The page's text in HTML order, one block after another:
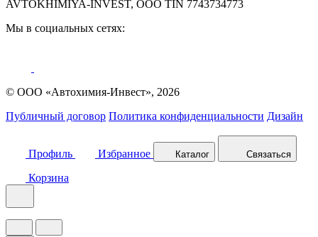
AVTOKHIMIYA-INVEST, OOO TIN 7743734773
Мы в социальных сетях:
© ООО «Автохимия-Инвест», 2026
Публичный договор Политика конфиденциальности Дизайн
Профиль Избранное Каталог Связаться
Корзина